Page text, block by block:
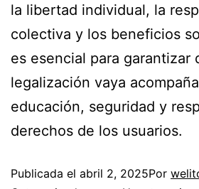
la libertad individual, la
colectiva y los beneficios
es esencial para garantizar
legalización vaya
educación, seguridad y
derechos de los usuarios.
Publicada el abril 2, 2025Por